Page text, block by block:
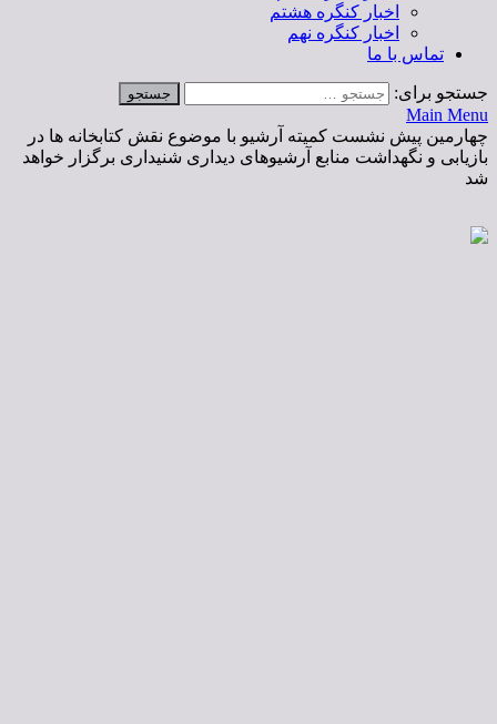
اخبار کنگره هشتم
اخبار کنگره نهم
تماس با ما
جستجو برای:
Main Menu
چهارمین پیش نشست کمیته آرشیو با موضوع نقش کتابخانه ها در
بازیابی و نگهداشت منابع آرشیوهای دیداری شنیداری برگزار خواهد
شد